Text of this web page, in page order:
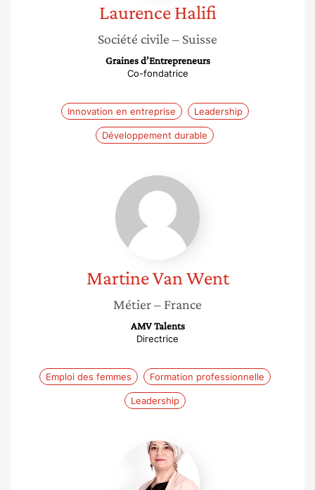
Laurence Halifi
Société civile – Suisse
Graines d’Entrepreneurs
Co-fondatrice
Innovation en entreprise Leadership
Développement durable
Martine
Van
Went
MartineVan Went
Métier– France
AMV Talents
Directrice
Emploi des femmes Formation professionnelle
Leadership
Aline
Aubertin